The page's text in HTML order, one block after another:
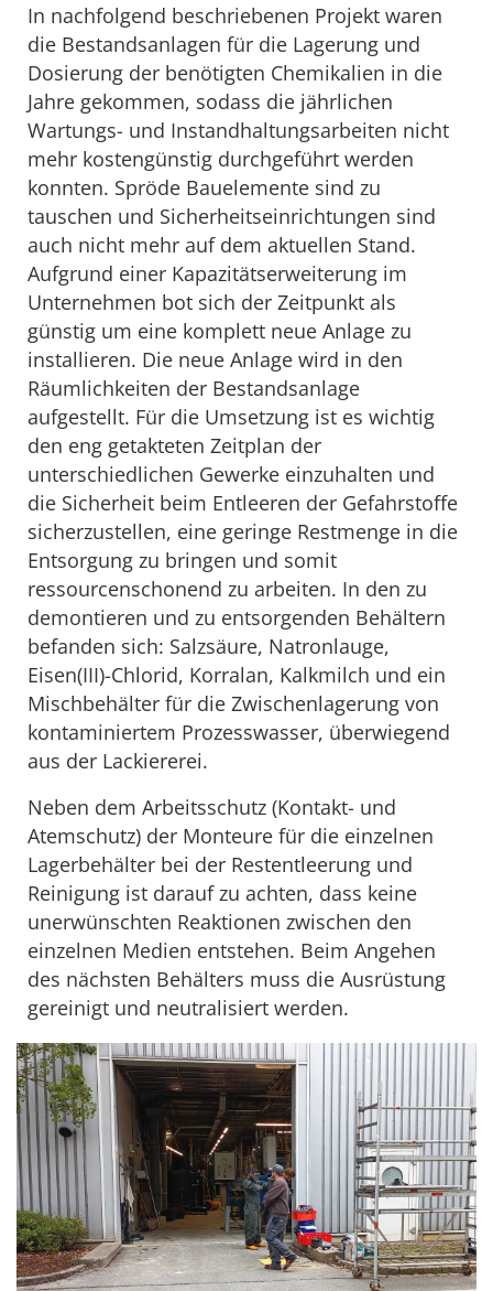
In nachfolgend beschriebenen Projekt waren
die Bestandsanlagen für die Lagerung und
Dosierung der benötigten Chemikalien in die
Jahre gekommen, sodass die jährlichen
Wartungs- und Instandhaltungsarbeiten nicht
mehr kostengünstig durchgeführt werden
konnten. Spröde Bauelemente sind zu
tauschen und Sicherheitseinrichtungen sind
auch nicht mehr auf dem aktuellen Stand.
Aufgrund einer Kapazitätserweiterung im
Unternehmen bot sich der Zeitpunkt als
günstig um eine komplett neue Anlage zu
installieren. Die neue Anlage wird in den
Räumlichkeiten der Bestandsanlage
aufgestellt. Für die Umsetzung ist es wichtig
den eng getakteten Zeitplan der
unterschiedlichen Gewerke einzuhalten und
die Sicherheit beim Entleeren der Gefahrstoffe
sicherzustellen, eine geringe Restmenge in die
Entsorgung zu bringen und somit
ressourcenschonend zu arbeiten. In den zu
demontieren und zu entsorgenden Behältern
befanden sich: Salzsäure, Natronlauge,
Eisen(III)-Chlorid, Korralan, Kalkmilch und ein
Mischbehälter für die Zwischenlagerung von
kontaminiertem Prozesswasser, überwiegend
aus der Lackiererei.
Neben dem Arbeitsschutz (Kontakt- und
Atemschutz) der Monteure für die einzelnen
Lagerbehälter bei der Restentleerung und
Reinigung ist darauf zu achten, dass keine
unerwünschten Reaktionen zwischen den
einzelnen Medien entstehen. Beim Angehen
des nächsten Behälters muss die Ausrüstung
gereinigt und neutralisiert werden.